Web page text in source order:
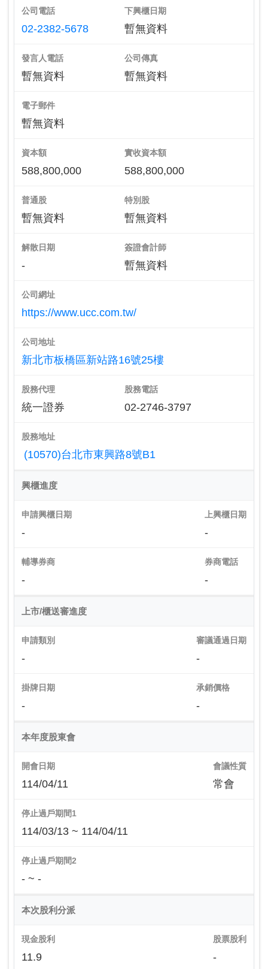
公司電話
02-2382-5678
下興櫃日期
暫無資料
發言人電話
暫無資料
公司傳真
暫無資料
電子郵件
暫無資料
資本額
588,800,000
實收資本額
588,800,000
普通股
暫無資料
特別股
暫無資料
解散日期
-
簽證會計師
暫無資料
公司網址
https://www.ucc.com.tw/
公司地址
新北市板橋區新站路16號25樓
股務代理
統一證券
股務電話
02-2746-3797
股務地址
(10570)台北市東興路8號B1
興櫃進度
申請興櫃日期
-
上興櫃日期
-
輔導券商
-
券商電話
-
上市/櫃送審進度
申請類別
-
審議通過日期
-
掛牌日期
-
承銷價格
-
本年度股東會
開會日期
114/04/11
會議性質
常會
停止過戶期間1
114/03/13 ~ 114/04/11
停止過戶期間2
- ~ -
本次股利分派
現金股利
11.9
股票股利
-